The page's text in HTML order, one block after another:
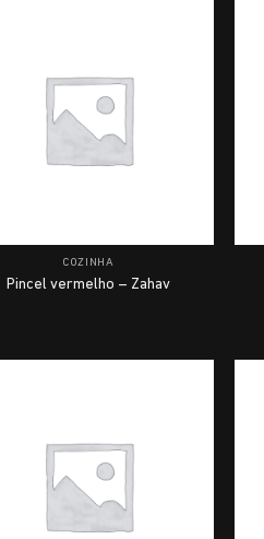
COZINHA
Pincel vermelho – Zahav